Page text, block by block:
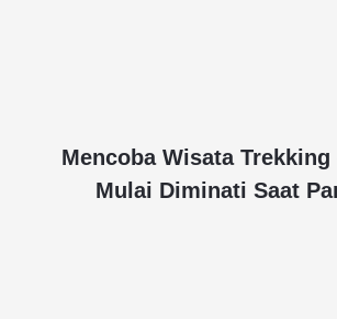
Mencoba Wisata
Mulai Diminati Saat